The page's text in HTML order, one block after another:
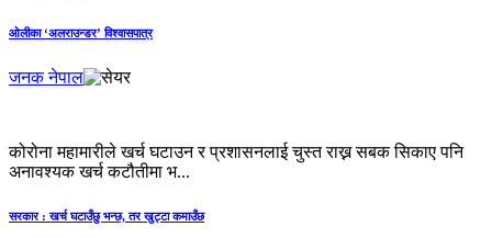
ओलीका ‘अलराउन्डर’ विश्वासपात्र
जनक नेपाल
कोरोना महामारीले खर्च घटाउन र प्रशासनलाई चुस्त राख्न सबक सिकाए पनि
अनावश्यक खर्च कटौतीमा भ...
सरकार : खर्च घटाउँछु भन्छ, तर खुट्टा कमाउँछ